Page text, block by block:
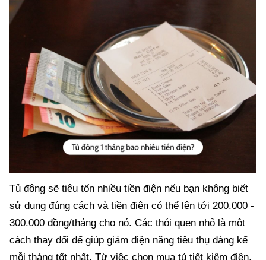
Tủ đông sẽ tiêu tốn nhiều tiền điện nếu bạn không biết
sử dụng đúng cách và tiền điện có thể lên tới 200.000 -
300.000 đồng/tháng cho nó. Các thói quen nhỏ là một
cách thay đổi để giúp giảm điện năng tiêu thụ đáng kể
mỗi tháng tốt nhất. Từ việc chọn mua tủ tiết kiệm điện,